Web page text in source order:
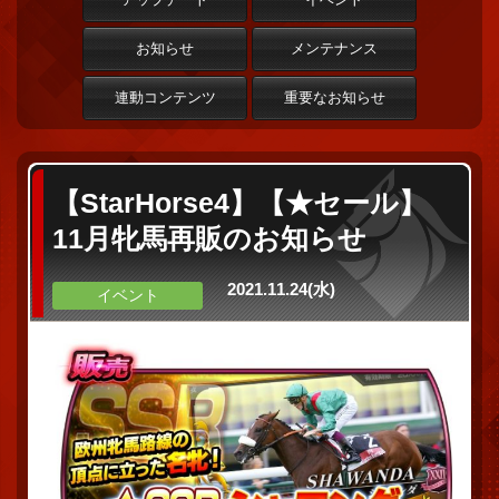
お知らせ メンテナンス
連動コンテンツ 重要なお知らせ
【StarHorse4】【★セール】
11月牝馬再販のお知らせ
イベント 2021.11.24(水)